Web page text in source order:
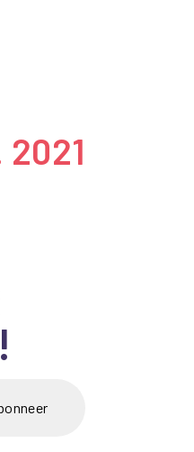
2021